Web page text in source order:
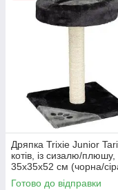
Дряпка Trixie Junior
котів, із сизалю/плюшу,
35х35х52 см (чорна/
Готово до відправки